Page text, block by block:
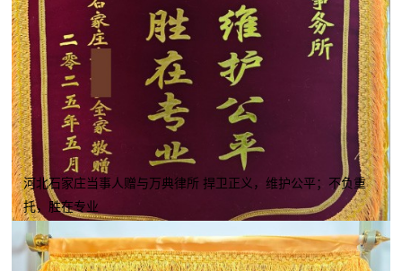
河北石家庄当事人赠与万典律所 捍卫正义，维护公平；不负重
托，胜在专业